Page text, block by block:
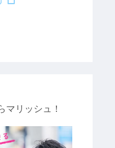
マリッシュ！